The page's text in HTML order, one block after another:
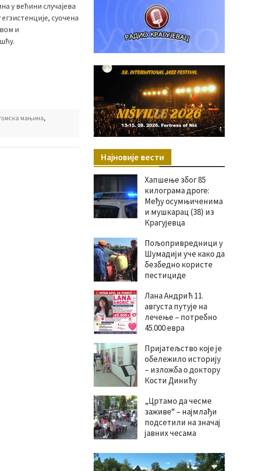
у већини случајева
суочена
и
мањина,
Најновије вести
Хапшење због 85
килограма дроге:
Међу осумњиченима
и мушкарац (38) из
Крагујевца
Пољопривредници у
Шумадији уче како да
безбедно користе
пестициде
Лана Андрић 11.
августа путује на
лечење – потребно
45.000 евра
Пријатељство које је
обележило историју
– изложба о доктору
Кости Динићу
„Цртамо да чесме
заживе“ – најмлађи
подсетили на значај
јавних чесама